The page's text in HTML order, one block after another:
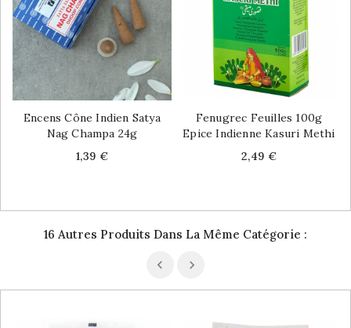
Encens Cône Indien Satya
Nag Champa 24g
Price
1,39 €
Fenugrec Feuilles 100g
Epice Indienne Kasuri Methi
Price
2,49 €
16 Autres Produits Dans La Même Catégorie :